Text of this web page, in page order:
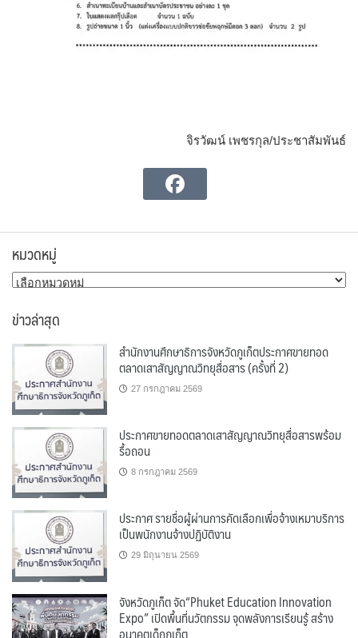
จิรวัฒน์ เพชรกุล/ประชาสัมพันธ์
หมวดหมู่
หมวด
ข่าวล่าสุด
สำนักงานศึกษาธิการจังหวัดภูเก็ตประกาศขายทอด
ตลาดเสาสัญญาณวิทยุสื่อสาร (ครั้งที่ 2)
27 กรกฎาคม 2569
ประกาศขายทอดตลาดเสาสัญญาณวิทยุสื่อสารพร้อม
รื้อถอน
8 กรกฎาคม 2569
ประกาศ รายชื่อผู้ผ่านการคัดเลือกเพื่อจ้างเหมาบริการ
เป็นพนักงานจ้างปฏิบัติงาน
29 มิถุนายน 2569
จังหวัดภูเก็ต จัด“Phuket Education Innovation
Expo” เปิดพื้นที่นวัตกรรม จุดพลังการเรียนรู้ สร้าง
อนาคตเด็กภูเก็ต